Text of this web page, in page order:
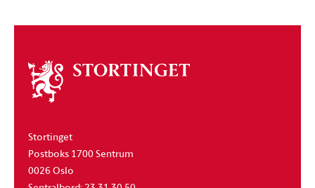
Om
stortinget
Stortinget
Postboks 1700 Sentrum
0026 Oslo